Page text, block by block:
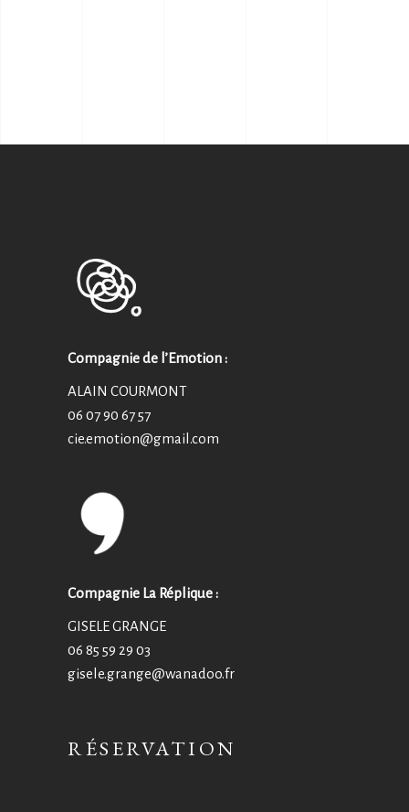
Compagnie de l’Emotion :
ALAIN COURMONT
06 07 90 67 57
cie.emotion@gmail.com
Compagnie La Réplique :
GISELE GRANGE
06 85 59 29 03
gisele.grange@wanadoo.fr
RÉSERVATION